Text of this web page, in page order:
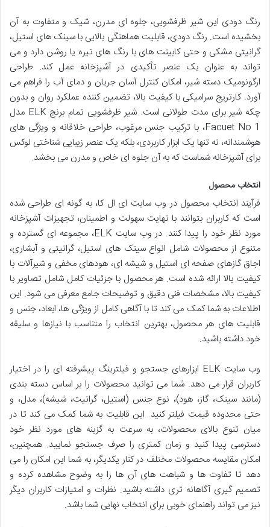
رنگ دودی این شیر ظرفشویی، جلوه ای مدرن، شیک و متفاوت به آن
بخشیده است. رنگ دودی، قابلیت هماهنگی بالایی با سینک های استیل،
گرانیتی مشکی و حتی کابینت های با رنگ های تیره یا روشن دارد و می
تواند به عنوان یک عنصر تأکیدی در آشپزخانه عمل کند. طراحی
ارگونومیک دسته شیر، امکان کنترل آسان جریان و دمای آب را فراهم می
آورد. کارتریج سرامیکی با کیفیت بالا، تضمین کننده عملکرد روان و بدون
چکه شیر برای مدت طولانی است. شیر ظرفشویی تمام برنج ELK مدل
Facuet No 1، با ترکیب جنس مرغوب، طراحی خلاقانه و ویژگی های
هوشمندانه، نه تنها یک ابزار کاربردی، بلکه یک عنصر زیبایی شناختی لوکس
برای آشپزخانه شماست که به آن جلوه ای خاص و مدرن می بخشد.
انتخاب محصول
فرآیند انتخاب محصول در وب سایت ای ال کا، به گونه ای طراحی شده
است که کاربران بتوانند با نهایت سهولت و اطمینان، تجهیزات آشپزخانه
مورد نظر خود را پیدا کنند. در وب سایت ELK، مجموعه ای گسترده و
متنوع از محصولات شامل انواع سینک های استیل، گرانیتی و آبشاری،
اجاق گازهای صفحه ای استیل و شیشه ای، هودهای مخفی و شیرآلات با
کیفیت بالا ارائه شده است. هر محصول با جزئیات کامل شامل تصاویر با
کیفیت بالا، مشخصات فنی دقیق و توضیحات جامع معرفی می شود. این
اطلاعات به شما کمک می کند تا با آگاهی کامل از ویژگی ها، ابعاد، جنس و
قابلیت های هر محصول، بهترین انتخاب را متناسب با نیازها و سلیقه
خود داشته باشید.
وب سایت ELK ابزارهای جستجو و فیلترینگ پیشرفته ای را در اختیار
کاربران قرار می دهد. شما می توانید محصولات را بر اساس دسته بندی
(مانند سینک، گاز، هود)، نوع جنس (استیل، گرانیت، شیشه)، مدل، و
حتی محدوده قیمت فیلتر کنید. این قابلیت به شما کمک می کند تا در
میان تنوع بالای محصولات، به سرعت به گزینه های مورد نظر خود
دسترسی پیدا کنید و زمان کمتری را صرف جستجو نمایید. همچنین،
امکان مقایسه محصولات مختلف در کنار یکدیگر، به شما این امکان را می
دهد تا تفاوت ها و شباهت های آن ها را به وضوح مشاهده کرده و
تصمیم گیری آگاهانه تری داشته باشید. نظرات و امتیازات کاربران دیگر
نیز می تواند راهنمای خوبی برای انتخاب نهایی شما باشد.